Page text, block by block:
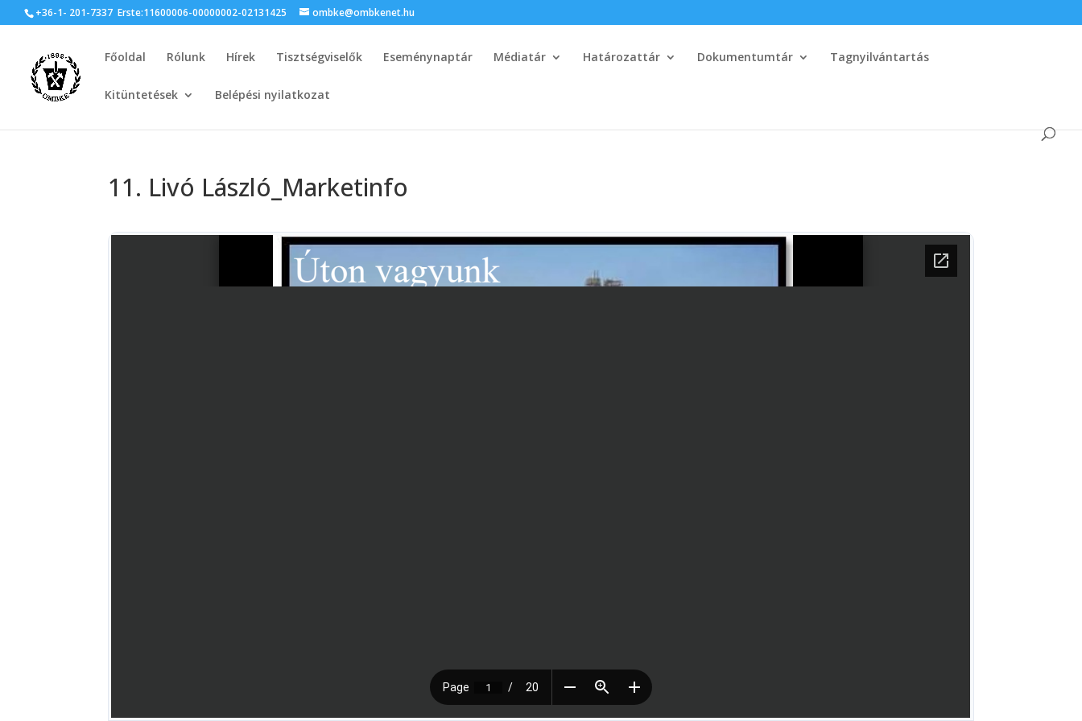
+36-1- 201-7337 Erste:11600006-00000002-02131425 ombke@ombkenet.hu
Főoldal Rólunk Hírek Tisztségviselők Eseménynaptár Médiatár Határozattár Dokumentumtár Tagnyilvántartás
Kitüntetések Belépési nyilatkozat
11. Livó László_Marketinfo